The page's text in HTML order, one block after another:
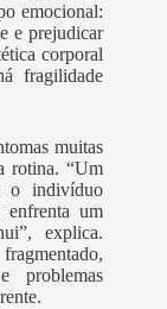
emocional:
e prejudicar
corporal
fragilidade
muitas
rotina. “Um
o indivíduo
um
explica.
problemas